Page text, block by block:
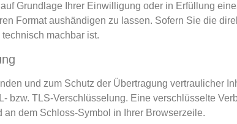
Grundlage Ihrer Einwilligung oder in Erfüllung
Format aushändigen zu lassen. Sofern Sie die
machbar ist.
und zum Schutz der Übertragung vertraulicher
bzw. TLS-Verschlüsselung. Eine verschlüsselte
an dem Schloss-Symbol in Ihrer Browserzeile.